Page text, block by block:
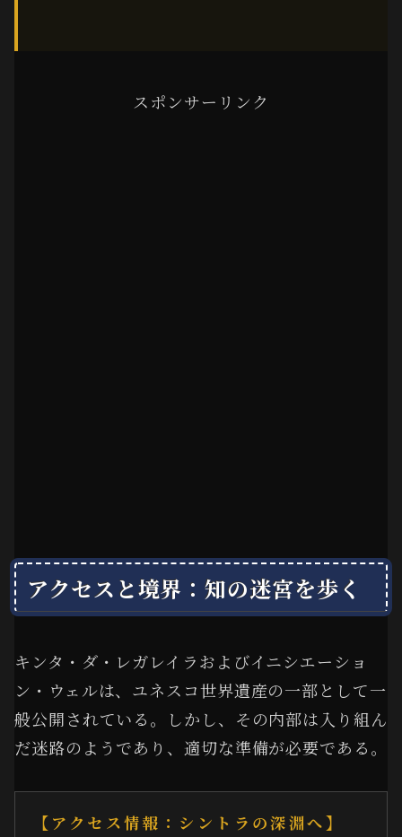
スポンサーリンク
アクセスと境界：知の迷宮を歩く
キンタ・ダ・レガレイラおよびイニシエーショ
ン・ウェルは、ユネスコ世界遺産の一部として一
般公開されている。しかし、その内部は入り組ん
だ迷路のようであり、適切な準備が必要である。
【アクセス情報：シントラの深淵へ】